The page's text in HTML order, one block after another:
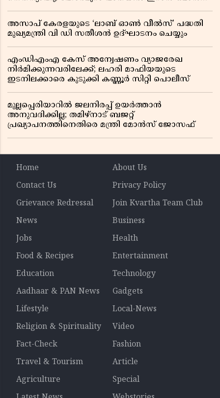
അസാപ് കേരളയുടെ ‘ലാബ് ഓൺ വീൽസ്’ പദ്ധതി
മുഖ്യമന്ത്രി വി ഡി സതീശൻ ഉദ്ഘാടനം ചെയ്യും
എംഡിഎംഎ കേസ് അന്വേഷണം വ്യാജരേഖ
നിർമിക്കുന്നവരിലേക്ക്; ലഹരി മാഫിയയുടെ
ഇടനിലക്കാരെ കുടുക്കി കണ്ണൂർ സിറ്റി പൊലീസ്
മുല്ലപ്പെരിയാറിൽ ജലനിരപ്പ് ഉയർത്താൻ
അനുവദിക്കില്ല; തമിഴ്നാട് ബജറ്റ്
പ്രഖ്യാപനത്തിനെതിരെ മന്ത്രി മോൻസ് ജോസഫ്
Home
About Us
Contact Us
Privacy Policy
Grievance Redressal
Join Kvartha Team Club
News
Business
Jobs
Health
Food & Recipes
Entertainment
Education
Technology
Aadhaar & PAN News
Gadgets
Lifestyle
Local-News
Religion & Spirituality
Video
Fact-Check
Fashion
Travel & Tourism
Article
Agriculture
Special